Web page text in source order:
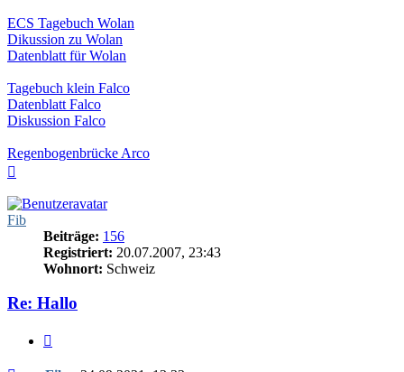
ECS Tagebuch Wolan
Dikussion zu Wolan
Datenblatt für Wolan
Tagebuch klein Falco
Datenblatt Falco
Diskussion Falco
Regenbogenbrücke Arco
Fib
Beiträge: 156
Registriert: 20.07.2007, 23:43
Wohnort: Schweiz
Re: Hallo